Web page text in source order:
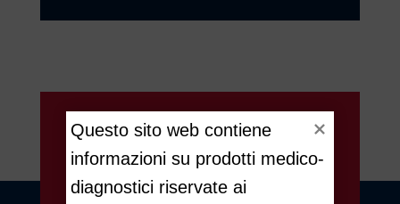
Per informazioni
Questo sito web contiene
informazioni su prodotti medico-
diagnostici riservate ai